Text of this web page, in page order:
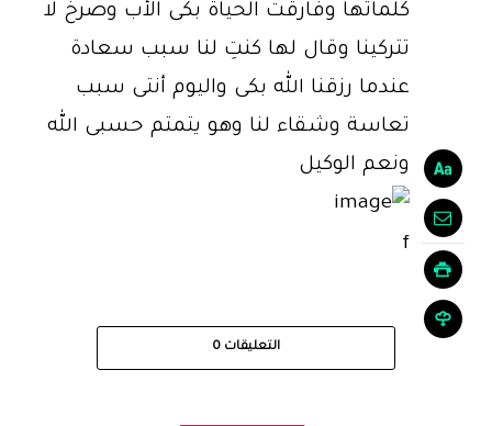
كلماتها وفارقت الحياة بكى الأب وصرخ لا
تتركينا وقال لها كنتِ لنا سبب سعادة
عندما رزقنا الله بكى واليوم أنتى سبب
تعاسة وشقاء لنا وهو يتمتم حسبى الله
ونعم الوكيل
f
التعليقات 0